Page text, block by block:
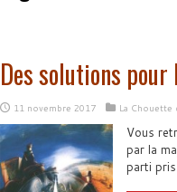
Des solutions pour
11 novembre 2017 La Chouette
Vous
par la
parti